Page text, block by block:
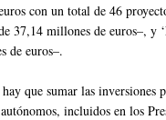
con un total de 46
37,14 millones de euros–, y
de euros–.
que sumar las inversiones
incluidos en los